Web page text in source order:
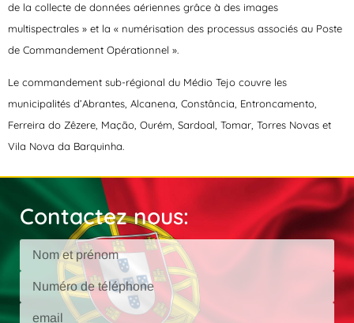
de la collecte de données aériennes grâce à des images
multispectrales » et la « numérisation des processus associés au Poste
de Commandement Opérationnel ».
Le commandement sub-régional du Médio Tejo couvre les
municipalités d’Abrantes, Alcanena, Constância, Entroncamento,
Ferreira do Zêzere, Mação, Ourém, Sardoal, Tomar, Torres Novas et
Vila Nova da Barquinha.
Contactez nous: